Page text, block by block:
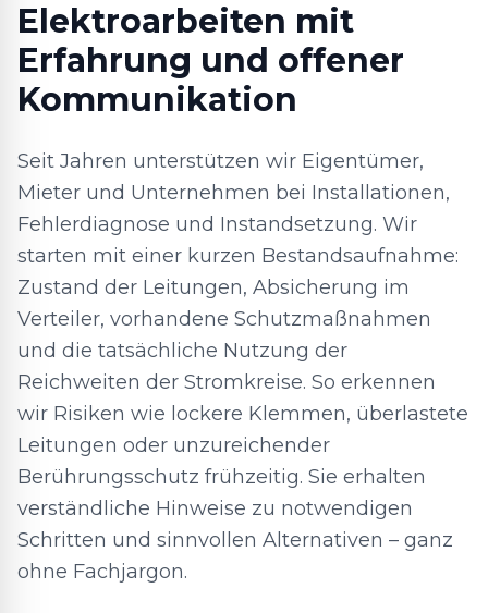
Elektroarbeiten mit
Erfahrung und offener
Kommunikation
Seit Jahren unterstützen wir Eigentümer,
Mieter und Unternehmen bei Installationen,
Fehlerdiagnose und Instandsetzung. Wir
starten mit einer kurzen Bestandsaufnahme:
Zustand der Leitungen, Absicherung im
Verteiler, vorhandene Schutzmaßnahmen
und die tatsächliche Nutzung der
Reichweiten der Stromkreise. So erkennen
wir Risiken wie lockere Klemmen, überlastete
Leitungen oder unzureichender
Berührungsschutz frühzeitig. Sie erhalten
verständliche Hinweise zu notwendigen
Schritten und sinnvollen Alternativen – ganz
ohne Fachjargon.